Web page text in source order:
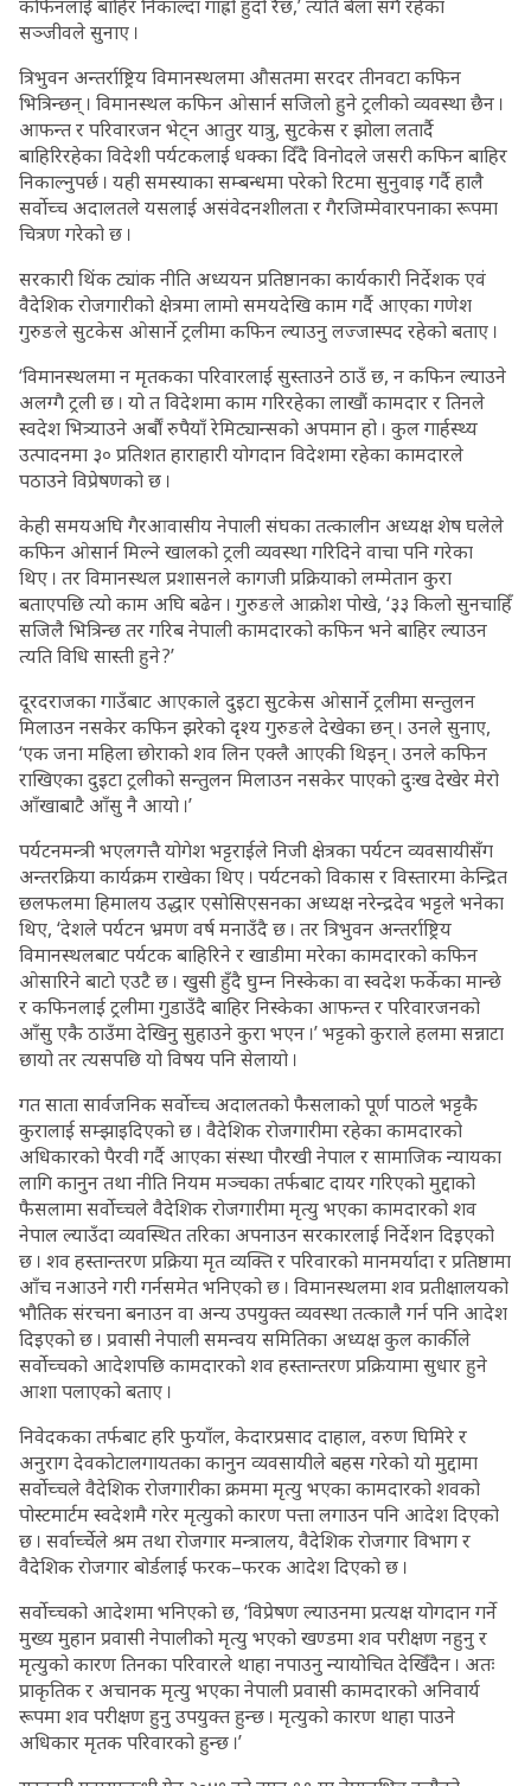
कफिनलाई बाहिर निकाल्दा गाह्रो हुँदो रैछ,’ त्यति बेला सँगै रहेका
सञ्जीवले सुनाए ।
त्रिभुवन अन्तर्राष्ट्रिय विमानस्थलमा औसतमा सरदर तीनवटा कफिन
भित्रिन्छन् । विमानस्थल कफिन ओसार्न सजिलो हुने ट्रलीको व्यवस्था छैन ।
आफन्त र परिवारजन भेट्न आतुर यात्रु, सुटकेस र झोला लतार्दै
बाहिरिरहेका विदेशी पर्यटकलाई धक्का दिँदै विनोदले जसरी कफिन बाहिर
निकाल्नुपर्छ । यही समस्याका सम्बन्धमा परेको रिटमा सुनुवाइ गर्दै हालै
सर्वोच्च अदालतले यसलाई असंवेदनशीलता र गैरजिम्मेवारपनाका रूपमा
चित्रण गरेको छ ।
सरकारी थिंक ट्यांक नीति अध्ययन प्रतिष्ठानका कार्यकारी निर्देशक एवं
वैदेशिक रोजगारीको क्षेत्रमा लामो समयदेखि काम गर्दै आएका गणेश
गुरुङले सुटकेस ओसार्ने ट्रलीमा कफिन ल्याउनु लज्जास्पद रहेको बताए ।
‘विमानस्थलमा न मृतकका परिवारलाई सुस्ताउने ठाउँ छ, न कफिन ल्याउने
अलग्गै ट्रली छ । यो त विदेशमा काम गरिरहेका लाखौं कामदार र तिनले
स्वदेश भित्र्याउने अर्बौं रुपैयाँ रेमिट्यान्सको अपमान हो । कुल गार्हस्थ्य
उत्पादनमा ३० प्रतिशत हाराहारी योगदान विदेशमा रहेका कामदारले
पठाउने विप्रेषणको छ ।
केही समयअघि गैरआवासीय नेपाली संघका तत्कालीन अध्यक्ष शेष घलेले
कफिन ओसार्न मिल्ने खालको ट्रली व्यवस्था गरिदिने वाचा पनि गरेका
थिए । तर विमानस्थल प्रशासनले कागजी प्रक्रियाको लम्मेतान कुरा
बताएपछि त्यो काम अघि बढेन । गुरुङले आक्रोश पोखे, ‘३३ किलो सुनचाहिँ
सजिलै भित्रिन्छ तर गरिब नेपाली कामदारको कफिन भने बाहिर ल्याउन
त्यति विधि सास्ती हुने ?’
दूरदराजका गाउँबाट आएकाले दुइटा सुटकेस ओसार्ने ट्रलीमा सन्तुलन
मिलाउन नसकेर कफिन झरेको दृश्य गुरुङले देखेका छन् । उनले सुनाए,
‘एक जना महिला छोराको शव लिन एक्लै आएकी थिइन् । उनले कफिन
राखिएका दुइटा ट्रलीको सन्तुलन मिलाउन नसकेर पाएको दुःख देखेर मेरो
आँखाबाटै आँसु नै आयो ।’
पर्यटनमन्त्री भएलगत्तै योगेश भट्टराईले निजी क्षेत्रका पर्यटन व्यवसायीसँग
अन्तरक्रिया कार्यक्रम राखेका थिए । पर्यटनको विकास र विस्तारमा केन्द्रित
छलफलमा हिमालय उद्धार एसोसिएसनका अध्यक्ष नरेन्द्रदेव भट्टले भनेका
थिए, ‘देशले पर्यटन भ्रमण वर्ष मनाउँदै छ । तर त्रिभुवन अन्तर्राष्ट्रिय
विमानस्थलबाट पर्यटक बाहिरिने र खाडीमा मरेका कामदारको कफिन
ओसारिने बाटो एउटै छ । खुसी हुँदै घुम्न निस्केका वा स्वदेश फर्केका मान्छे
र कफिनलाई ट्रलीमा गुडाउँदै बाहिर निस्केका आफन्त र परिवारजनको
आँसु एकै ठाउँमा देखिनु सुहाउने कुरा भएन ।’ भट्टको कुराले हलमा सन्नाटा
छायो तर त्यसपछि यो विषय पनि सेलायो ।
गत साता सार्वजनिक सर्वोच्च अदालतको फैसलाको पूर्ण पाठले भट्टकै
कुरालाई सम्झाइदिएको छ । वैदेशिक रोजगारीमा रहेका कामदारको
अधिकारको पैरवी गर्दै आएका संस्था पौरखी नेपाल र सामाजिक न्यायका
लागि कानुन तथा नीति नियम मञ्चका तर्फबाट दायर गरिएको मुद्दाको
फैसलामा सर्वोच्चले वैदेशिक रोजगारीमा मृत्यु भएका कामदारको शव
नेपाल ल्याउँदा व्यवस्थित तरिका अपनाउन सरकारलाई निर्देशन दिइएको
छ । शव हस्तान्तरण प्रक्रिया मृत व्यक्ति र परिवारको मानमर्यादा र प्रतिष्ठामा
आँच नआउने गरी गर्नसमेत भनिएको छ । विमानस्थलमा शव प्रतीक्षालयको
भौतिक संरचना बनाउन वा अन्य उपयुक्त व्यवस्था तत्कालै गर्न पनि आदेश
दिइएको छ । प्रवासी नेपाली समन्वय समितिका अध्यक्ष कुल कार्कीले
सर्वोच्चको आदेशपछि कामदारको शव हस्तान्तरण प्रक्रियामा सुधार हुने
आशा पलाएको बताए ।
निवेदकका तर्फबाट हरि फुयाँल, केदारप्रसाद दाहाल, वरुण घिमिरे र
अनुराग देवकोटालगायतका कानुन व्यवसायीले बहस गरेको यो मुद्दामा
सर्वोच्चले वैदेशिक रोजगारीका क्रममा मृत्यु भएका कामदारको शवको
पोस्टमार्टम स्वदेशमै गरेर मृत्युको कारण पत्ता लगाउन पनि आदेश दिएको
छ । सर्वार्च्चेले श्रम तथा रोजगार मन्त्रालय, वैदेशिक रोजगार विभाग र
वैदेशिक रोजगार बोर्डलाई फरक–फरक आदेश दिएको छ ।
सर्वोच्चको आदेशमा भनिएको छ, ‘विप्रेषण ल्याउनमा प्रत्यक्ष योगदान गर्ने
मुख्य मुहान प्रवासी नेपालीको मृत्यु भएको खण्डमा शव परीक्षण नहुनु र
मृत्युको कारण तिनका परिवारले थाहा नपाउनु न्यायोचित देखिँदैन । अतः
प्राकृतिक र अचानक मृत्यु भएका नेपाली प्रवासी कामदारको अनिवार्य
रूपमा शव परीक्षण हुनु उपयुक्त हुन्छ । मृत्युको कारण थाहा पाउने
अधिकार मृतक परिवारको हुन्छ ।’